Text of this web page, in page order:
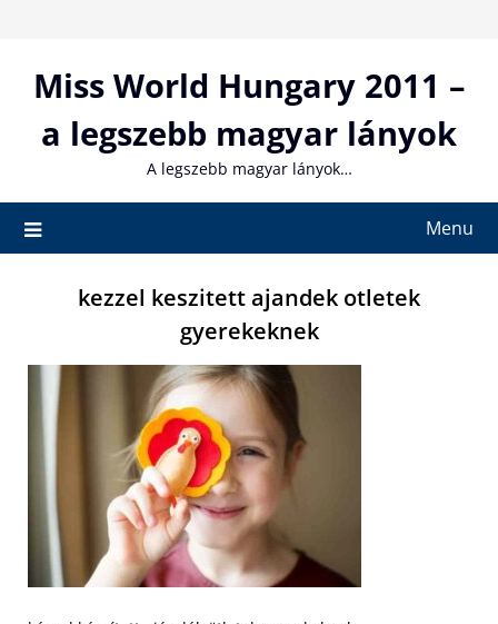
contentMiss World Hungary 2011 –
a legszebb magyar lányok
A legszebb magyar lányok…
Menu
kezzel keszitett ajandek otletek
gyerekeknek